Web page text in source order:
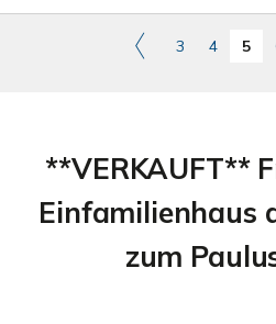
3 4 5
**VERKAUFT**
Einfamilienhaus
zum